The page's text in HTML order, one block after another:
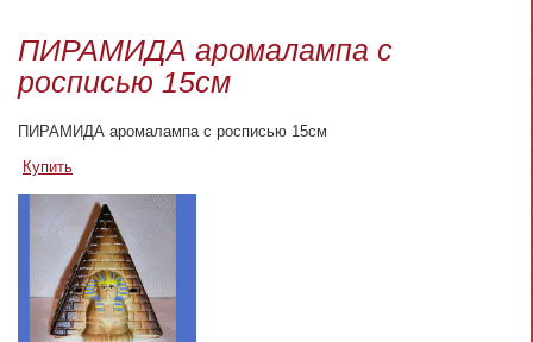
ПИРАМИДА аромалампа с
росписью 15см
ПИРАМИДА аромалампа с росписью 15см
Купить